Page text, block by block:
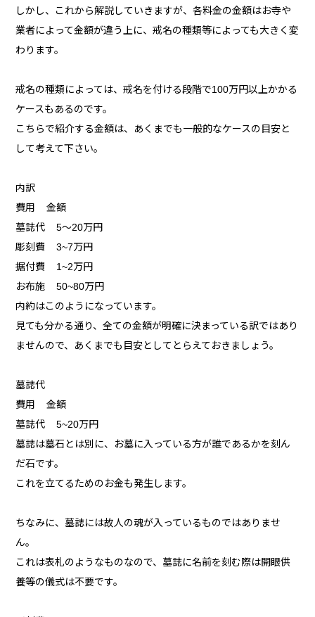
しかし、これから解説していきますが、各料金の金額はお寺や
業者によって金額が違う上に、戒名の種類等によっても大きく変
わります。
戒名の種類によっては、戒名を付ける段階で100万円以上かかる
ケースもあるのです。
こちらで紹介する金額は、あくまでも一般的なケースの目安と
して考えて下さい。
内訳
費用 金額
墓誌代 5～20万円
彫刻費 3~7万円
据付費 1~2万円
お布施 50~80万円
内約はこのようになっています。
見ても分かる通り、全ての金額が明確に決まっている訳ではあり
ませんので、あくまでも目安としてとらえておきましょう。
墓誌代
費用 金額
墓誌代 5~20万円
墓誌は墓石とは別に、お墓に入っている方が誰であるかを刻ん
だ石です。
これを立てるためのお金も発生します。
ちなみに、墓誌には故人の魂が入っているものではありませ
ん。
これは表札のようなものなので、墓誌に名前を刻む際は開眼供
養等の儀式は不要です。